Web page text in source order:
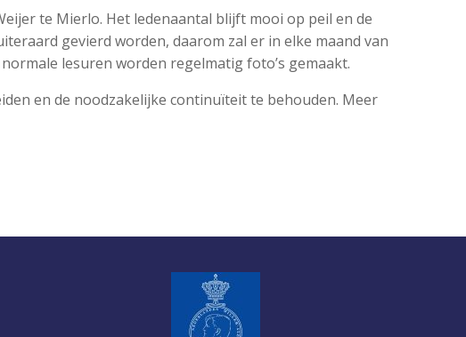
te Mierlo. Het ledenaantal blijft mooi op peil en de
gevierd worden, daarom zal er in elke maand van
lesuren worden regelmatig foto’s gemaakt.
en de noodzakelijke continuïteit te behouden. Meer